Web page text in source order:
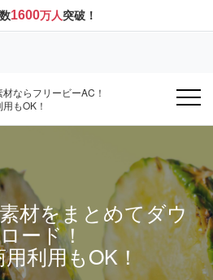
1600万人突破！
ならフリービーAC！
もOK！
材をまとめてダウ
ード！
利用もOK！